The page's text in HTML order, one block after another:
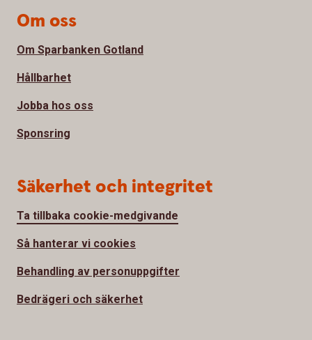
Om oss
Om Sparbanken Gotland
Hållbarhet
Jobba hos oss
Sponsring
Säkerhet och integritet
Ta tillbaka cookie-medgivande
Så hanterar vi cookies
Behandling av personuppgifter
Bedrägeri och säkerhet